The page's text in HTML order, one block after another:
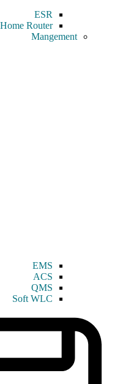
ESR
Home Router
Mangement
EMS
ACS
QMS
Soft WLC